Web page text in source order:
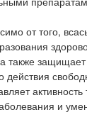
от того,
также
и